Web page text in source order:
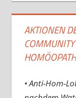
AKTIONEN
• Anti-Hom-